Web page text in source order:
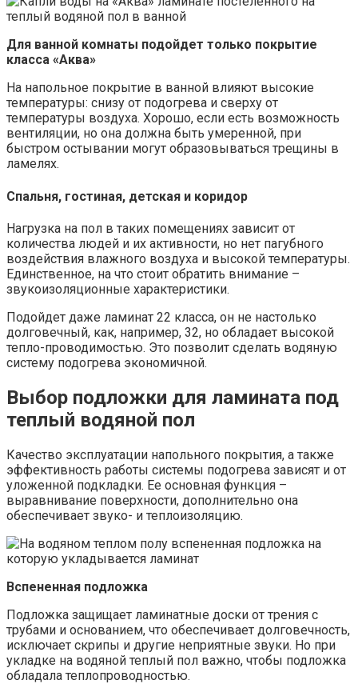
Для ванной комнаты подойдет только покрытие
класса «Аква»
На напольное покрытие в ванной влияют высокие
температуры: снизу от подогрева и сверху от
температуры воздуха. Хорошо, если есть возможность
вентиляции, но она должна быть умеренной, при
быстром остывании могут образовываться трещины в
ламелях.
Спальня, гостиная, детская и коридор
Нагрузка на пол в таких помещениях зависит от
количества людей и их активности, но нет пагубного
воздействия влажного воздуха и высокой температуры.
Единственное, на что стоит обратить внимание –
звукоизоляционные характеристики.
Подойдет даже ламинат 22 класса, он не настолько
долговечный, как, например, 32, но обладает высокой
тепло-проводимостью. Это позволит сделать водяную
систему подогрева экономичной.
Выбор подложки для ламината под
теплый водяной пол
Качество эксплуатации напольного покрытия, а также
эффективность работы системы подогрева зависят и от
уложенной подкладки. Ее основная функция –
выравнивание поверхности, дополнительно она
обеспечивает звуко- и теплоизоляцию.
Вспененная подложка
Подложка защищает ламинатные доски от трения с
трубами и основанием, что обеспечивает долговечность,
исключает скрипы и другие неприятные звуки. Но при
укладке на водяной теплый пол важно, чтобы подложка
обладала теплопроводностью.